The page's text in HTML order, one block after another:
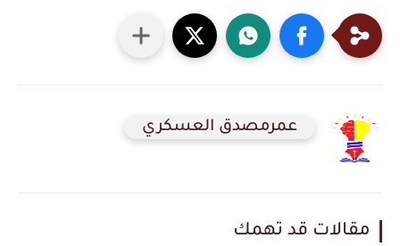
عمرمصدق العسكري
مقالات قد تهمك